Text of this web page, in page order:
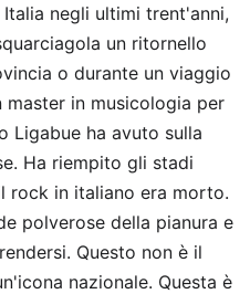
negli ultimi trent'anni,
un ritornello
o durante un viaggio
master in musicologia per
Ligabue ha avuto sulla
Ha riempito gli stadi
rock in italiano era morto.
polverose della pianura e
Questo non è il
nazionale. Questa è